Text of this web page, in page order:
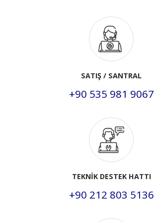
SATIŞ / SANTRAL
+90 535 981 9067
TEKNİK DESTEK HATTI
+90 212 803 5136